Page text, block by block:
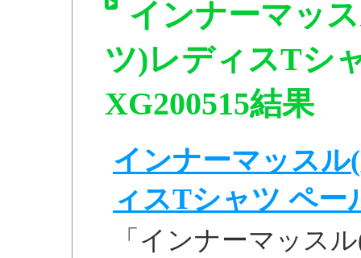
インナーマッ
ツ)レディスTシ
XG200515結果
インナーマッス
ィスTシャツ ペー
「インナーマッス